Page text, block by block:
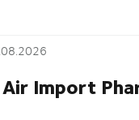
Import